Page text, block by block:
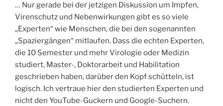
… Nur gerade bei der jetzigen Diskussion um Impfen,
Virenschutz und Nebenwirkungen gibt es so viele
„Experten“ wie Menschen, die bei den sogenannten
„Spaziergängen“ mitlaufen. Dass die echten Experten,
die 10 Semester und mehr Virologie oder Medizin
studiert, Master-, Doktorarbeit und Habilitation
geschrieben haben, darüber den Kopf schütteln, ist
logisch. Ich vertraue hier den studierten Experten und
nicht den YouTube-Guckern und Google-Suchern.